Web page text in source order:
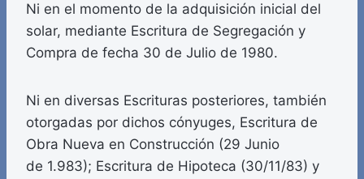
Ni en el momento de la adquisición inicial del
solar, mediante Escritura de Segregación y
Compra de fecha 30 de Julio de 1980.
Ni en diversas Escrituras posteriores, también
otorgadas por dichos cónyuges, Escritura de
Obra Nueva en Construcción (29 Junio
de 1.983); Escritura de Hipoteca (30/11/83) y